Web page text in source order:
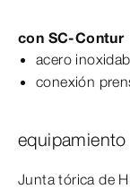
con SC‑Contur
acero
conexión
equipamiento
Junta tórica de